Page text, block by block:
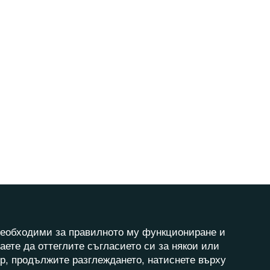
за правилното му функциониране и
да оттеглите съгласието си за някои или
продължите разглеждането, натиснете върху